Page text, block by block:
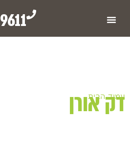
9611*
עמוד הבית/ דק אורן
דק אורן